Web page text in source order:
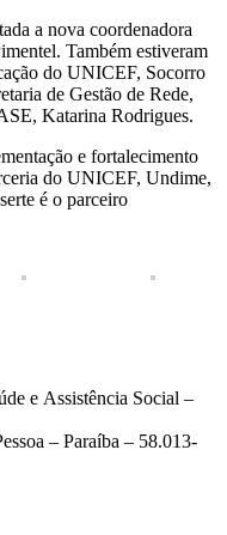
a nova coordenadora
Também estiveram
do UNICEF, Socorro
de Gestão de Rede,
Katarina Rodrigues.
e fortalecimento
do UNICEF, Undime,
é o parceiro
e Assistência Social –
– Paraíba – 58.013-